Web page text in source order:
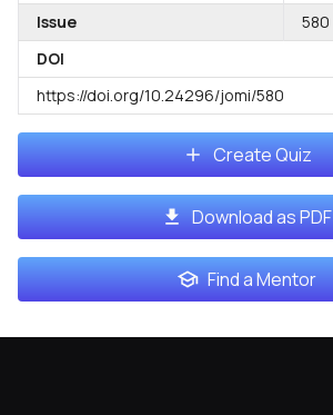
Issue
580
DOI
https://doi.org/10.24296/jomi/580
Create Quiz
Download as PDF
Find a Mentor